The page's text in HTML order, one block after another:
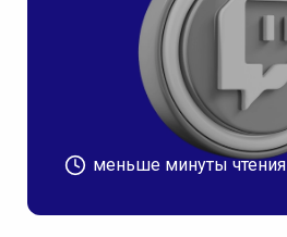
меньше минуты чтения